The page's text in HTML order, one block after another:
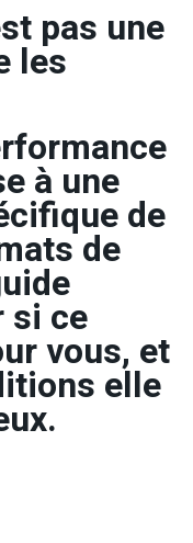
pas une
les
à une
de
de
si ce
vous, et
elle